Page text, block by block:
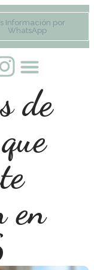
Información por
WhatsApp
de
en